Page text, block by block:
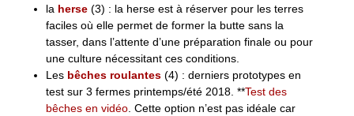
la herse (3) : la herse est à réserver pour les terres
faciles où elle permet de former la butte sans la
tasser, dans l’attente d’une préparation finale ou pour
une culture nécessitant ces conditions.
Les bêches roulantes (4) : derniers prototypes en
test sur 3 fermes printemps/été 2018. **Test des
bêches en vidéo . Cette option n’est pas idéale car